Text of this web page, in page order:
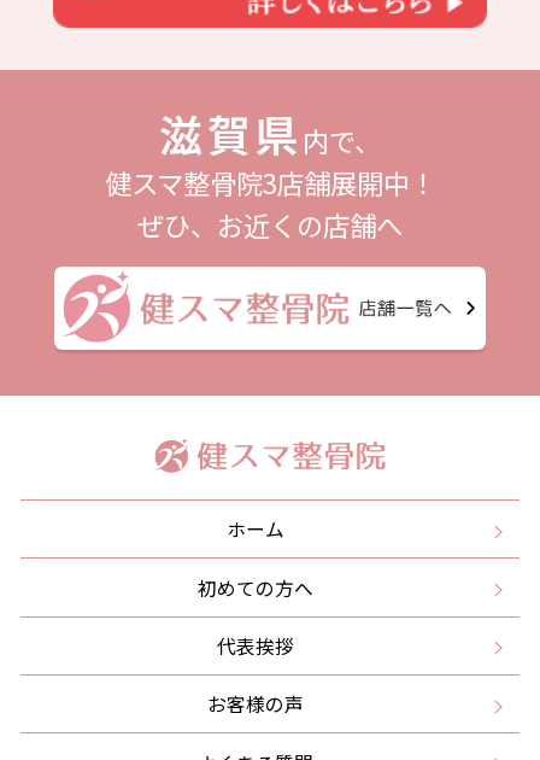
滋賀県 内で、
健スマ整骨院3店舗展開中！
ぜひ、お近くの店舗へ
ホーム
初めての方へ
代表挨拶
お客様の声